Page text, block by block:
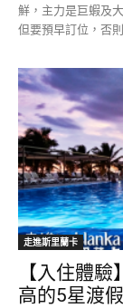
鮮，主力是巨蝦及
但要預早訂位，否
走進斯里蘭卡
【入住體
高的5星渡